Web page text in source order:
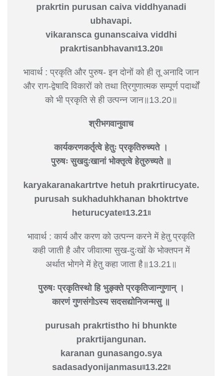
prakrtin purusan caiva viddhyanadi
ubhavapi.
vikaransca gunanscaiva viddhi
prakrtisanbhavan৷৷13.20৷৷
भावार्थ : प्रकृति और पुरुष- इन दोनों को ही तू अनादि जान
और राग-द्वेषादि विकारों को तथा त्रिगुणात्मक सम्पूर्ण पदार्थों
को भी प्रकृति से ही उत्पन्न जान॥13.20॥
श्रीभगवानुवाच
कार्यकरणकर्तृत्वे हेतुः प्रकृतिरुच्यते ।
पुरुषः सुखदुःखानां भोक्तृत्वे हेतुरुच्यते ॥
karyakaranakartrtve hetuh prakrtirucyate.
purusah sukhaduhkhanan bhoktrtve
heturucyate৷৷13.21৷৷
भावार्थ : कार्य और करण को उत्पन्न करने में हेतु प्रकृति
कही जाती है और जीवात्मा सुख-दुःखों के भोक्तपन में
अर्थात भोगने में हेतु कहा जाता है॥13.21॥
पुरुषः प्रकृतिस्थो हि भुङ्‍क्ते प्रकृतिजान्गुणान् ।
कारणं गुणसंगोऽस्य सदसद्योनिजन्मसु ॥
purusah prakrtistho hi bhunkte
prakrtijangunan.
karanan gunasango.sya
sadasadyonijanmasu৷৷13.22৷৷